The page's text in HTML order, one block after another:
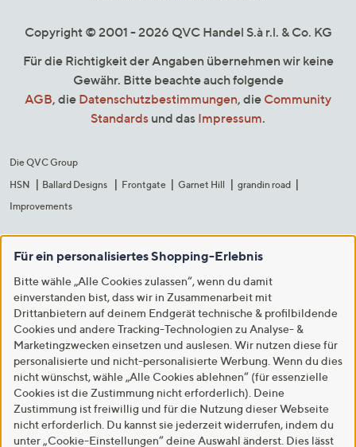
Copyright © 2001 - 2026 QVC Handel S.à r.l. & Co. KG
Für die Richtigkeit der Angaben übernehmen wir keine
Gewähr. Bitte beachte auch folgende
AGB, die Datenschutzbestimmungen, die Community
Standards und das Impressum.
Die QVC Group
HSN
Ballard Designs Frontgate Garnet Hill
grandin road
Improvements
Für ein personalisiertes Shopping-Erlebnis
Bitte wähle „Alle Cookies zulassen“, wenn du damit
einverstanden bist, dass wir in Zusammenarbeit mit
Drittanbietern auf deinem Endgerät technische & profilbildende
Cookies und andere Tracking-Technologien zu Analyse- &
Marketingzwecken einsetzen und auslesen. Wir nutzen diese für
personalisierte und nicht-personalisierte Werbung. Wenn du dies
nicht wünschst, wähle „Alle Cookies ablehnen“ (für essenzielle
Cookies ist die Zustimmung nicht erforderlich). Deine
Zustimmung ist freiwillig und für die Nutzung dieser Webseite
nicht erforderlich. Du kannst sie jederzeit widerrufen, indem du
unter „Cookie-Einstellungen“ deine Auswahl änderst. Dies lässt